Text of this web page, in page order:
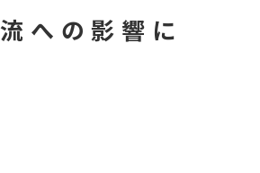
への影響に